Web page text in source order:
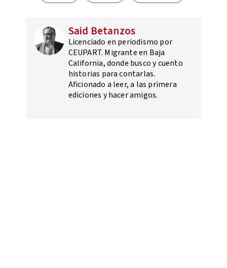
Said Betanzos
Licenciado en periodismo por
CEUPART. Migrante en Baja
California, donde busco y cuento
historias para contarlas.
Aficionado a leer, a las primera
ediciones y hacer amigos.